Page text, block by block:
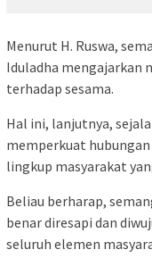
Menurut H. Ruswa,
Iduladha mengajarkan
terhadap sesama.
Hal ini, lanjutnya,
memperkuat
lingkup masyarakat
Beliau berharap,
benar diresapi dan
seluruh elemen